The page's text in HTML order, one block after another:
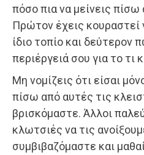
πόσο πια να μείνεις πίσω
Πρώτον έχεις
ίδιο τοπίο και δεύτερον
περιέργειά σου για το τι
Μη νομίζεις ότι είσαι
πίσω από αυτές τις
βρισκόμαστε. Άλλοι
κλωτσιές να τις
συμβιβαζόμαστε και